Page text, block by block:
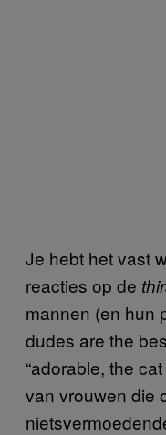
Je hebt het vast
reacties op de
mannen (en hun
dudes are the
“adorable, the cat
van vrouwen die